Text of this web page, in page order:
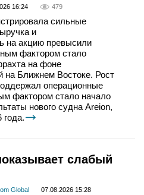
16:24 479
сильные
и
на акцию превысили
фактором стало
на фоне
на Ближнем Востоке. Рост
операционные
фактором стало начало
нового судна Areion,
года.
слабый
Global
07.08.2026 15:28